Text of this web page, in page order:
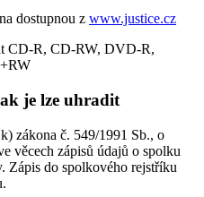
dostupnou z www.justice.cz
CD-R, CD-RW, DVD-R,
je lze uhradit
zákona č. 549/1991 Sb., o
věcech zápisů údajů o spolku
Zápis do spolkového rejstříku